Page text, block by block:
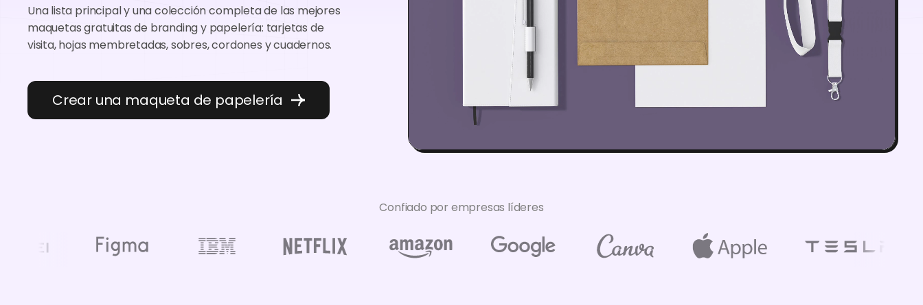
Una lista principal y una colección completa de las mejores
maquetas gratuitas de branding y papelería: tarjetas de
visita, hojas membretadas, sobres, cordones y cuadernos.
Crear una maqueta de papelería
Confiado por empresas líderes